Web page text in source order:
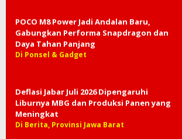
POCO M8 Power Jadi Andalan Baru,
Gabungkan Performa Snapdragon dan
Daya Tahan Panjang
Di Ponsel & Gadget
Deflasi Jabar Juli 2026 Dipengaruhi
Liburnya MBG dan Produksi Panen yang
Meningkat
Di Berita, Provinsi Jawa Barat